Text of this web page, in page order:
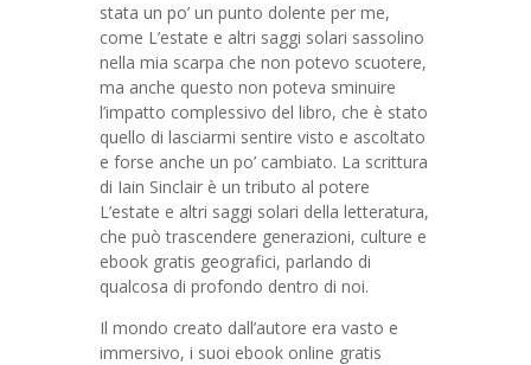
stata un po’ un punto dolente per me,
come L’estate e altri saggi solari sassolino
nella mia scarpa che non potevo scuotere,
ma anche questo non poteva sminuire
l’impatto complessivo del libro, che è stato
quello di lasciarmi sentire visto e ascoltato
e forse anche un po’ cambiato. La scrittura
di Iain Sinclair è un tributo al potere
L’estate e altri saggi solari della letteratura,
che può trascendere generazioni, culture e
ebook gratis geografici, parlando di
qualcosa di profondo dentro di noi.
Il mondo creato dall’autore era vasto e
immersivo, i suoi ebook online gratis